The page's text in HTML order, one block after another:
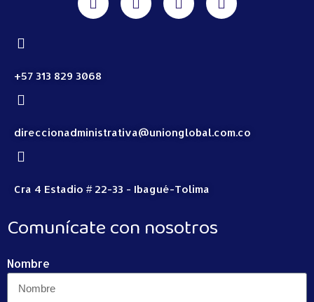
+57 313 829 3068
direccionadministrativa@unionglobal.com.co
Cra 4 Estadio # 22-33 - Ibagué-Tolima
Comunícate con nosotros
Nombre